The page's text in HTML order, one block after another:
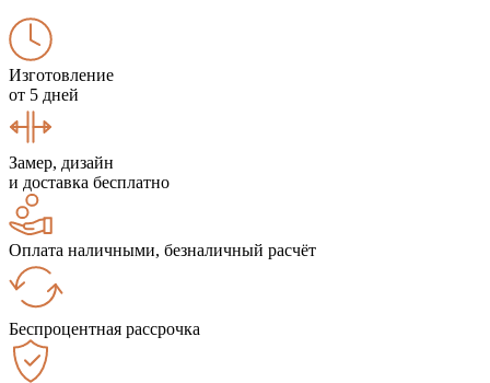
Изготовление
от 5 дней
Замер, дизайн
и доставка бесплатно
Оплата наличными, безналичный расчёт
Беспроцентная рассрочка